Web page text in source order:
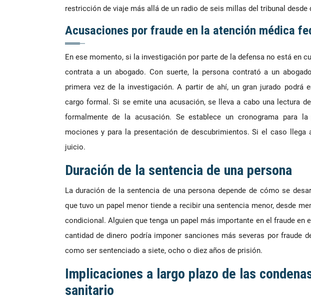
restricción de viaje más allá de un radio de seis millas del tribunal desde
Acusaciones por fraude en la atención médica
En ese momento, si la investigación por parte de la defensa no está en
contrata a un abogado. Con suerte, la persona contrató a un
primera vez de la investigación. A partir de ahí, un gran jurado podrá
cargo formal. Si se emite una acusación, se lleva a cabo una lectura
formalmente de la acusación. Se establece un cronograma para
mociones y para la presentación de descubrimientos. Si el caso llega
juicio.
Duración de la sentencia de una persona
La duración de la sentencia de una persona depende de cómo se
que tuvo un papel menor tiende a recibir una sentencia menor, desde
condicional. Alguien que tenga un papel más importante en el fraude en
cantidad de dinero podría imponer sanciones más severas por fraude
como ser sentenciado a siete, ocho o diez años de prisión.
Implicaciones a largo plazo de las
sanitario